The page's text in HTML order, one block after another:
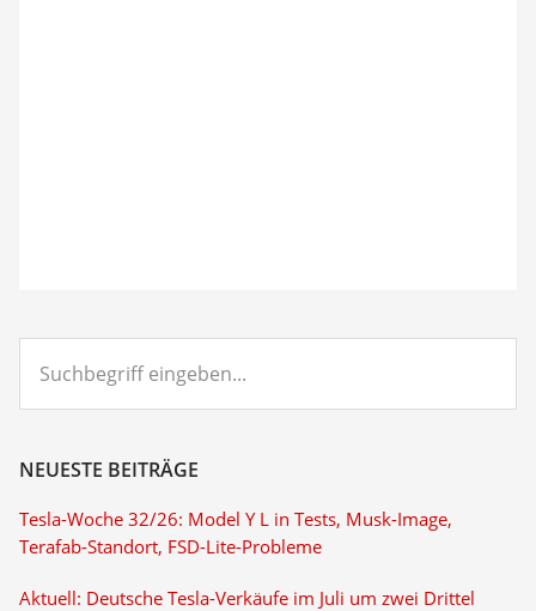
eingeben...
NEUESTE BEITRÄGE
Tesla-Woche 32/26: Model Y L in Tests, Musk-Image,
Terafab-Standort, FSD-Lite-Probleme
Aktuell: Deutsche Tesla-Verkäufe im Juli um zwei Drittel